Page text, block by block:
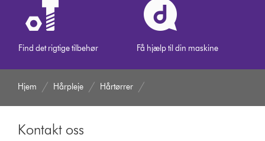
Find det rigtige tilbehør Få hjælp til din maskine
Hjem Hårpleje Hårtørrer
Kontakt oss